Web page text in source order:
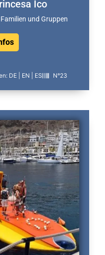
Ico
und Gruppen
DE | EN | ES N°23